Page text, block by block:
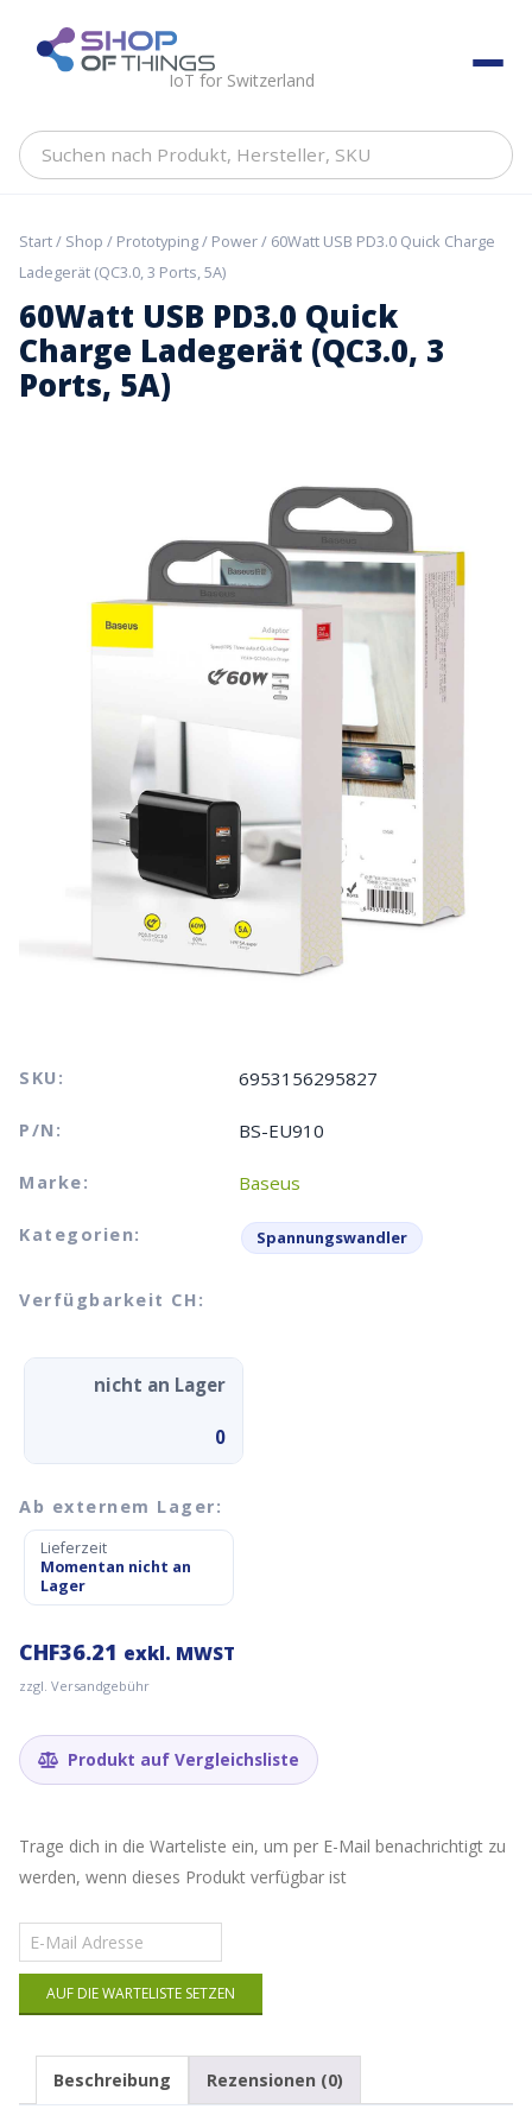
content ShopOfThings
IoT for Switzerland
Suchen
Hersteller,
Start/ Shop / Prototyping/ Power/ 60Watt USB PD3.0 Quick Charge
Ladegerät (QC3.0, 3 Ports, 5A)
60Watt USB PD3.0 Quick
Charge Ladegerät (QC3.0, 3
Ports, 5A)
SKU: 6953156295827
P/N: BS-EU910
Marke: Baseus
Kategorien: Spannungswandler
Verfügbarkeit CH:
nicht an Lager
0
Ab externem Lager:
Lieferzeit
Momentan nicht an
Lager
CHF36.21 exkl. MWST
zzgl. Versandgebühr
Produkt auf Vergleichsliste
Trage dich in die Warteliste ein, um per E-Mail benachrichtigt zu
werden, wenn dieses Produkt verfügbar ist
Gib
deine
E-
Mail-
Adresse
die
AUF DIE WARTELISTE SETZEN
Beschreibung Rezensionen (0)